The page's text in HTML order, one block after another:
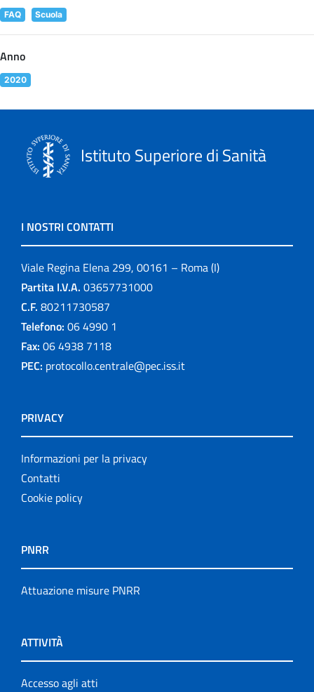
FAQ Scuola
Anno
2020
Istituto Superiore di Sanità
I NOSTRI CONTATTI
Viale Regina Elena 299, 00161 – Roma (I)
Partita I.V.A. 03657731000
C.F. 80211730587
Telefono: 06 4990 1
Fax: 06 4938 7118
PEC: protocollo.centrale@pec.iss.it
PRIVACY
Informazioni per la privacy
Contatti
Cookie policy
PNRR
Attuazione misure PNRR
ATTIVITÀ
Accesso agli atti